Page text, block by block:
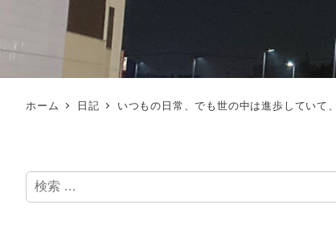
ホーム 日記 いつもの日常、でも世の中は進歩してい
検
索